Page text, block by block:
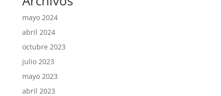
mayo 2024
abril 2024
octubre 2023
julio 2023
mayo 2023
abril 2023